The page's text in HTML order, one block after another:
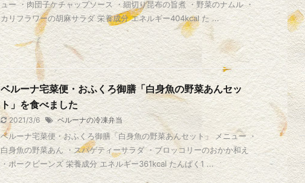
ュー ・肉団子ケチャップソース ・細切り昆布の旨煮 ・野菜のナムル ・
カリフラワーの胡麻サラダ 栄養成分 エネルギー404kcal た ...
ベルーナ宅菜便・おふくろ御膳「白身魚の野菜あんセッ
ト」を食べました
2021/3/6 ベルーナの冷凍弁当
ベルーナ宅菜便・おふくろ御膳「白身魚の野菜あんセット」 メニュー ・
白身魚の野菜あん ・スパゲティーサラダ ・ブロッコリーのおかか和え
・ポークビーンズ 栄養成分 エネルギー361kcal たんぱく1 ...